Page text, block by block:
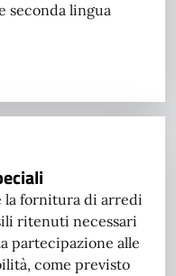
seconda lingua
la fornitura di arredi
ritenuti necessari
partecipazione alle
come previsto